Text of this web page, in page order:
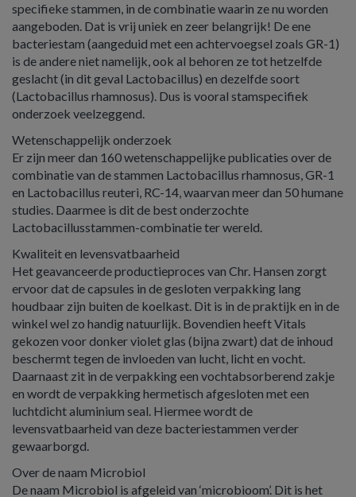
specifieke stammen, in de combinatie waarin ze nu worden
aangeboden. Dat is vrij uniek en zeer belangrijk! De ene
bacteriestam (aangeduid met een achtervoegsel zoals GR-1)
is de andere niet namelijk, ook al behoren ze tot hetzelfde
geslacht (in dit geval Lactobacillus) en dezelfde soort
(Lactobacillus rhamnosus). Dus is vooral stamspecifiek
onderzoek veelzeggend.
Wetenschappelijk onderzoek
Er zijn meer dan 160 wetenschappelijke publicaties over de
combinatie van de stammen Lactobacillus rhamnosus, GR-1
en Lactobacillus reuteri, RC-14, waarvan meer dan 50 humane
studies. Daarmee is dit de best onderzochte
Lactobacillusstammen-combinatie ter wereld.
Kwaliteit en levensvatbaarheid
Het geavanceerde productieproces van Chr. Hansen zorgt
ervoor dat de capsules in de gesloten verpakking lang
houdbaar zijn buiten de koelkast. Dit is in de praktijk en in de
winkel wel zo handig natuurlijk. Bovendien heeft Vitals
gekozen voor donker violet glas (bijna zwart) dat de inhoud
beschermt tegen de invloeden van lucht, licht en vocht.
Daarnaast zit in de verpakking een vochtabsorberend zakje
en wordt de verpakking hermetisch afgesloten met een
luchtdicht aluminium seal. Hiermee wordt de
levensvatbaarheid van deze bacteriestammen verder
gewaarborgd.
Over de naam Microbiol
De naam Microbiol is afgeleid van ‘microbioom’. Dit is het